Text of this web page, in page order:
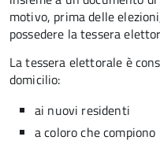
motivo, prima delle
possedere la tessera
La tessera elettorale è
domicilio:
ai nuovi residenti
a coloro che